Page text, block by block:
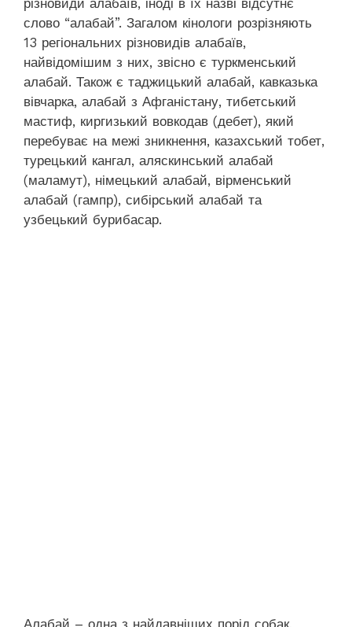
слово “алабай”. Загалом кінологи розрізняють
13 регіональних різновидів алабаїв,
найвідомішим з них, звісно є туркменський
алабай. Також є таджицький алабай, кавказька
вівчарка, алабай з Афганістану, тибетський
мастиф, киргизький вовкодав (дебет), який
перебуває на межі зникнення, казахський тобет,
турецький кангал, аляскинський алабай
(маламут), німецький алабай, вірменський
алабай (гампр), сибірський алабай та
узбецький бурибасар.